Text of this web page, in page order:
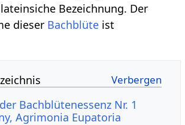
Bezeichnung. Der
dieser Bachblüte ist
Bachblütenessenz Nr. 1
Agrimonia Eupatoria